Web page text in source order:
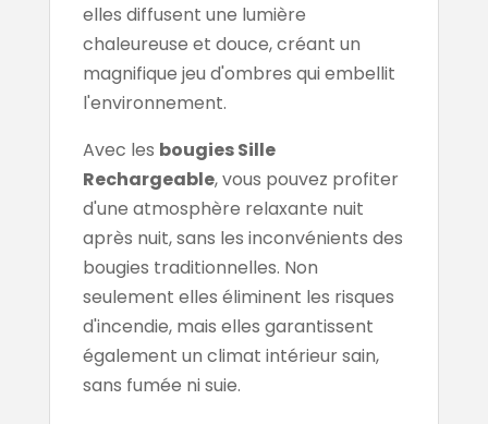
elles diffusent une lumière
chaleureuse et douce, créant un
magnifique jeu d'ombres qui embellit
l'environnement.
Avec les bougies Sille
Rechargeable, vous pouvez profiter
d'une atmosphère relaxante nuit
après nuit, sans les inconvénients des
bougies traditionnelles. Non
seulement elles éliminent les risques
d'incendie, mais elles garantissent
également un climat intérieur sain,
sans fumée ni suie.